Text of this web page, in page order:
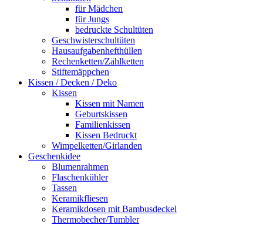
für Mädchen
für Jungs
bedruckte Schultüten
Geschwisterschultüten
Hausaufgabenhefthüllen
Rechenketten/Zählketten
Stiftemäppchen
Kissen / Decken / Deko
Kissen
Kissen mit Namen
Geburtskissen
Familienkissen
Kissen Bedruckt
Wimpelketten/Girlanden
Geschenkidee
Blumenrahmen
Flaschenkühler
Tassen
Keramikfliesen
Keramikdosen mit Bambusdeckel
Thermobecher/Tumbler